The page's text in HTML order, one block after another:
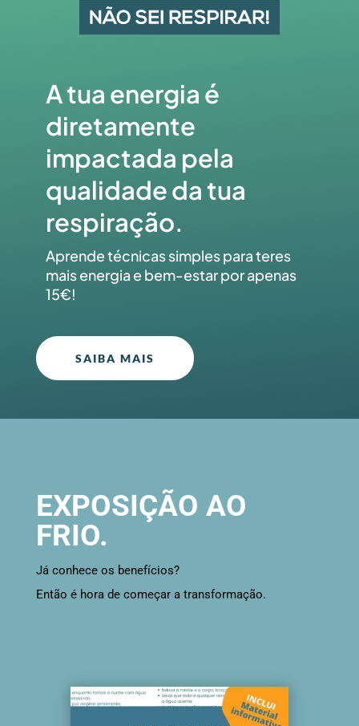
A tua energia é
diretamente
impactada pela
qualidade da tua
respiração.
Aprende técnicas simples para teres
mais energia e bem-estar por apenas
15€!
SAIBA MAIS
EXPOSIÇÃO AO
FRIO.
Já conhece os benefícios?
Então é hora de começar a transformação.